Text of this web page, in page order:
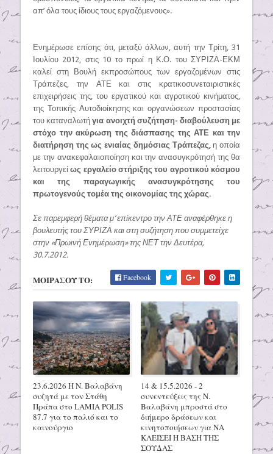
απ’ όλα τους ίδιους τους εργαζόμενους».
Ενημέρωσε επίσης ότι, μεταξύ άλλων, αυτή την Τρίτη, 31
Ιουλίου 2012, στις 10 το πρωί η Κ.Ο. του ΣΥΡΙΖΑ-ΕΚΜ
καλεί στη Βουλή εκπροσώπους των εργαζομένων στις
Τράπεζες, την ΑΤΕ και στις κρατικοσυνεταιριστικές
επιχειρήσεις της, του εργατικού και αγροτικού κινήματος,
της Τοπικής Αυτοδιοίκησης και οργανώσεων προστασίας
του καταναλωτή για ανοιχτή συζήτηση- διαβούλευση με
στόχο την ακύρωση της διάσπασης της ΑΤΕ και την
διατήρηση της ως ενιαίας δημόσιας Τράπεζας,η οποία
με την ανακεφαλαιοποίηση και την ανασυγκρότησή της θα
λειτουργείως εργαλείο στήριξης του αγροτικού κόσμου
και της παραγωγικής ανασυγκρότησης του
πρωτογενούς τομέα της οικονομίας της χώρας.
Σε παρεμφερή θέματα μ’ επίκεντρο την ΑΤΕ αναφέρθηκε η
βουλευτής του ΣΥΡΙΖΑ και στη συζήτηση που συμμετείχε
στην «Πρωινή Ενημέρωση» της ΝΕΤ την Δευτέρα,
30.7.2012.
ΜΟΙΡΑΣΟΥ ΤΟ: Facebook
23.6.2026 Η Ν. Βαλαβάνη
συζητά με τον Στάθη
Πράπα στο LAMIA POLIS
87.7 για το παλιό και το
καινούργιο
14 & 15.5.2026 - 2
συνεντεύξεις της Ν.
Βαλαβάνη μπροστά στο
διήμερο δράσεων και
κινητοποιήσεων για ΝΑ
ΚΛΕΙΣΕΙ Η ΒΑΣΗ ΤΗΣ
ΣΟΥΔΑΣ